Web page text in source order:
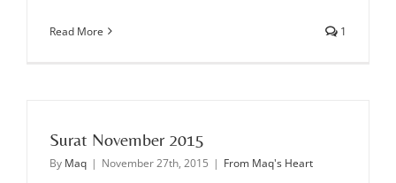
Read More 1
Surat November 2015
By Maq | November 27th, 2015 | From Maq's Heart